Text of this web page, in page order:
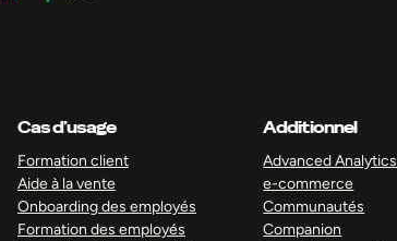
Cas d’usage
Formation client
Aide à la vente
Onboarding des employés
Formation des employés
Additionnel
Advanced Analytics
e-commerce
Communautés
Companion